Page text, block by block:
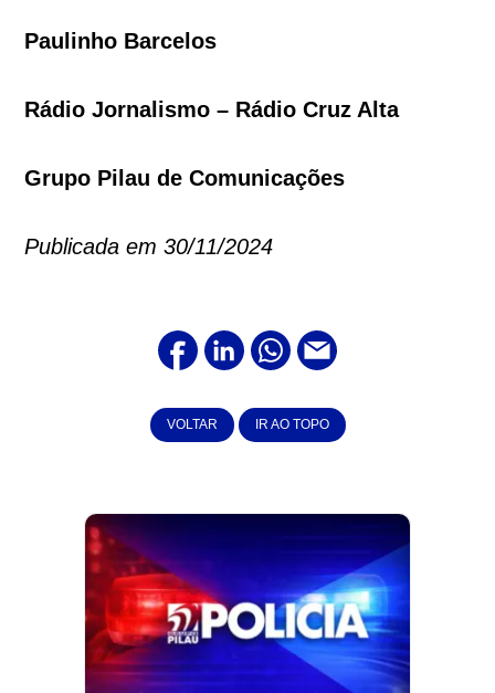
Paulinho Barcelos
Rádio Jornalismo – Rádio Cruz Alta
Grupo Pilau de Comunicações
Publicada em 30/11/2024
VOLTAR IR AO TOPO